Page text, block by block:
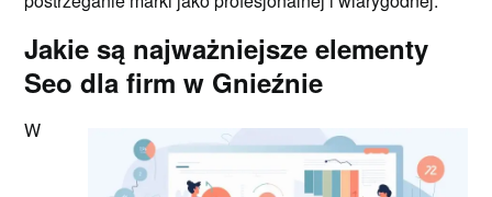
Jakie są najważniejsze elementy
Seo dla firm w Gnieźnie
W